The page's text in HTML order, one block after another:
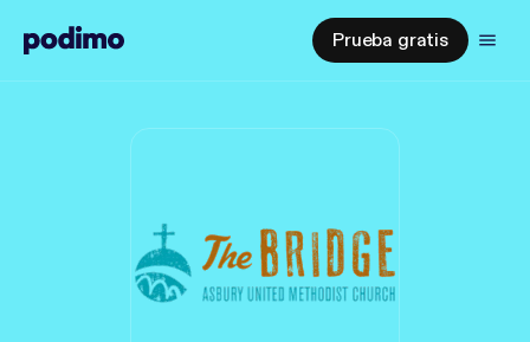
Prueba gratis